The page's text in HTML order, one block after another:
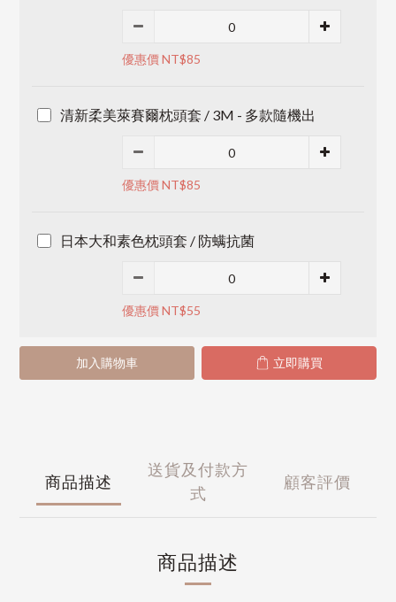
優惠價 NT$85
清新柔美萊賽爾枕頭套 / 3M - 多款隨機出
優惠價 NT$85
日本大和素色枕頭套 / 防螨抗菌
優惠價 NT$55
加入購物車 立即購買
商品描述
送貨及付款方
式
顧客評價
商品描述